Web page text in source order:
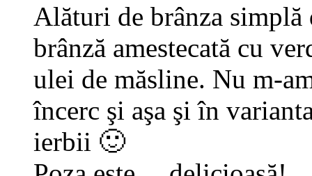
Alături de brânza simplă
brânză amestecată cu
ulei de măsline. Nu m-
încerc şi aşa şi în
ierbii 🙂